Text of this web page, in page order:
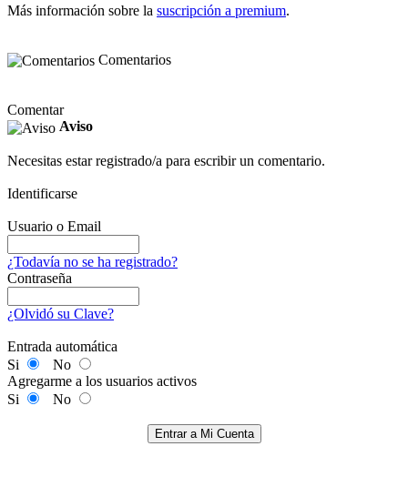
Más información sobre la suscripción a premium.
Comentarios
Comentar
Aviso
Necesitas estar registrado/a para escribir un comentario.
Identificarse
Usuario o Email
¿Todavía no se ha registrado?
Contraseña
¿Olvidó su Clave?
Entrada automática
Si
No
Agregarme a los usuarios activos
Si
No
Entrar a Mi Cuenta